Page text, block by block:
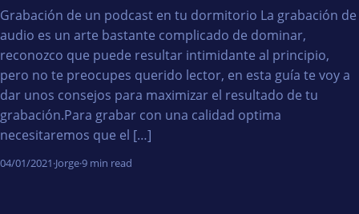
Grabación de un podcast en tu dormitorio La grabación de
audio es un arte bastante complicado de dominar,
reconozco que puede resultar intimidante al principio,
pero no te preocupes querido lector, en esta guía te voy a
dar unos consejos para maximizar el resultado de tu
grabación.Para grabar con una calidad optima
necesitaremos que el […]
04/01/2021·Jorge·9 min read